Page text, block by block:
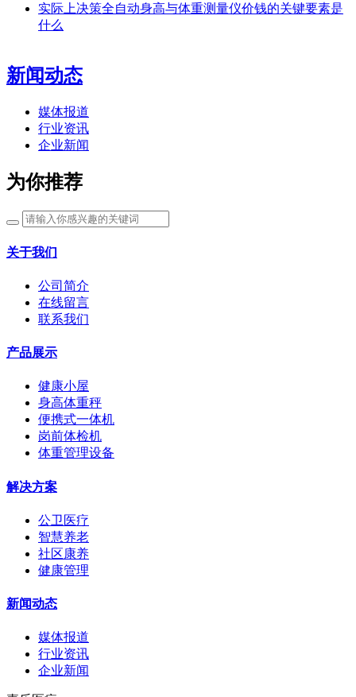
实际上决策全自动身高与体重测量仪价钱的关键要素是
什么
新闻动态
媒体报道
行业资讯
企业新闻
为你推荐
关于我们
公司简介
在线留言
联系我们
产品展示
健康小屋
身高体重秤
便携式一体机
岗前体检机
体重管理设备
解决方案
公卫医疗
智慧养老
社区康养
健康管理
新闻动态
媒体报道
行业资讯
企业新闻